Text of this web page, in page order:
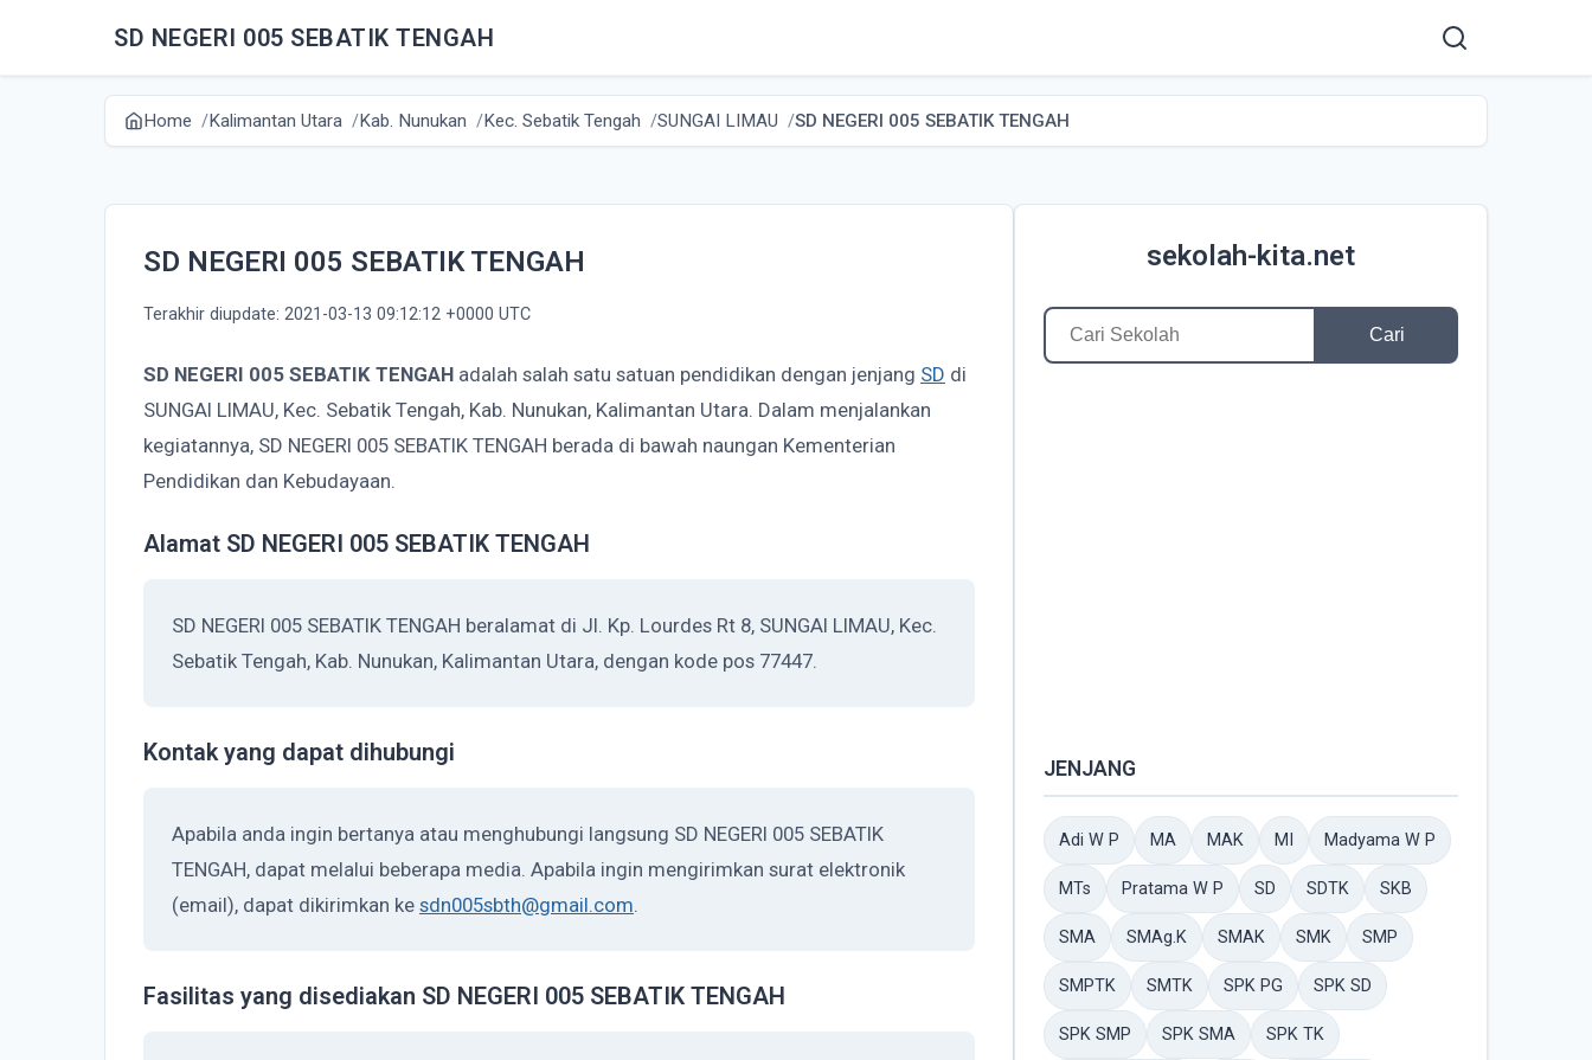
SD NEGERI 005 SEBATIK TENGAH
Home Kalimantan Utara Kab. Nunukan Kec. Sebatik Tengah SUNGAI LIMAU SD NEGERI 005 SEBATIK TENGAH
SD NEGERI 005 SEBATIK TENGAH
Terakhir diupdate: 2021-03-13 09:12:12 +0000 UTC
SD NEGERI 005 SEBATIK TENGAH adalah salah satu satuan pendidikan dengan jenjang SD di
SUNGAI LIMAU, Kec. Sebatik Tengah, Kab. Nunukan, Kalimantan Utara. Dalam menjalankan
kegiatannya, SD NEGERI 005 SEBATIK TENGAH berada di bawah naungan Kementerian
Pendidikan dan Kebudayaan.
Alamat SD NEGERI 005 SEBATIK TENGAH
SD NEGERI 005 SEBATIK TENGAH beralamat di Jl. Kp. Lourdes Rt 8, SUNGAI LIMAU, Kec.
Sebatik Tengah, Kab. Nunukan, Kalimantan Utara, dengan kode pos 77447.
Kontak yang dapat dihubungi
Apabila anda ingin bertanya atau menghubungi langsung SD NEGERI 005 SEBATIK
TENGAH, dapat melalui beberapa media. Apabila ingin mengirimkan surat elektronik
(email), dapat dikirimkan ke sdn005sbth@gmail.com.
Fasilitas yang disediakan SD NEGERI 005 SEBATIK TENGAH
sekolah-kita.net
Cari
JENJANG
Adi W P MA MAK MI Madyama W P
MTs Pratama W P SD SDTK SKB
SMA SMAg.K SMAK SMK SMP
SMPTK SMTK SPK PG SPK SD
SPK SMP SPK SMA SPK TK